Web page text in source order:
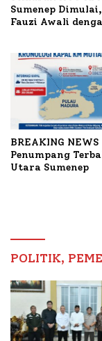
Sumenep
Fauzi Awali
BREAKING
Penumpang
Utara Sumenep
POLITIK,